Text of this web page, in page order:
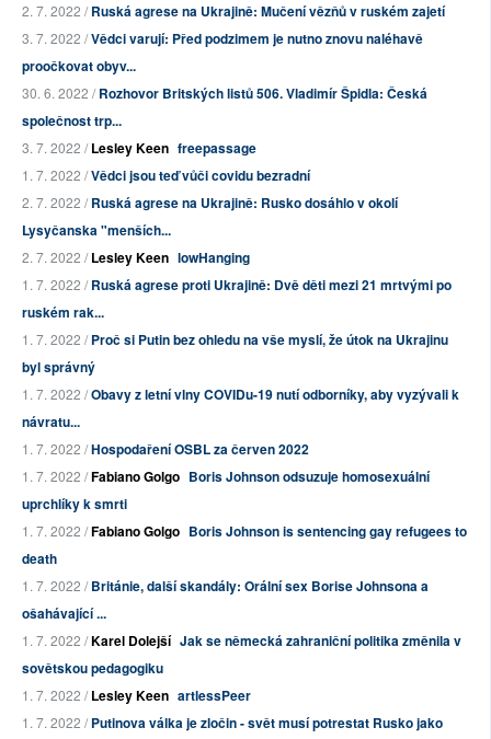
2. 7. 2022 /Ruská agrese na Ukrajině: Mučení vězňů v ruském zajetí
3. 7. 2022 /Vědci varují: Před podzimem je nutno znovu naléhavě
proočkovat obyv...
30. 6. 2022 /Rozhovor Britských listů 506. Vladimír Špidla: Česká
společnost trp...
3. 7. 2022 /Lesley Keen freepassage
1. 7. 2022 /Vědci jsou teď vůči covidu bezradní
2. 7. 2022 /Ruská agrese na Ukrajině: Rusko dosáhlo v okolí
Lysyčanska "menších...
2. 7. 2022 /Lesley Keen lowHanging
1. 7. 2022 /Ruská agrese proti Ukrajině: Dvě děti mezi 21 mrtvými po
ruském rak...
1. 7. 2022 /Proč si Putin bez ohledu na vše myslí, že útok na Ukrajinu
byl správný
1. 7. 2022 /Obavy z letní vlny COVIDu-19 nutí odborníky, aby vyzývali k
návratu...
1. 7. 2022 /Hospodaření OSBL za červen 2022
1. 7. 2022 /Fabiano Golgo Boris Johnson odsuzuje homosexuální
uprchlíky k smrti
1. 7. 2022 /Fabiano Golgo Boris Johnson is sentencing gay refugees to
death
1. 7. 2022 /Británie, další skandály: Orální sex Borise Johnsona a
ošahávající ...
1. 7. 2022 /Karel Dolejší Jak se německá zahraniční politika změnila v
sovětskou pedagogiku
1. 7. 2022 /Lesley Keen artlessPeer
1. 7. 2022 /Putinova válka je zločin - svět musí potrestat Rusko jako